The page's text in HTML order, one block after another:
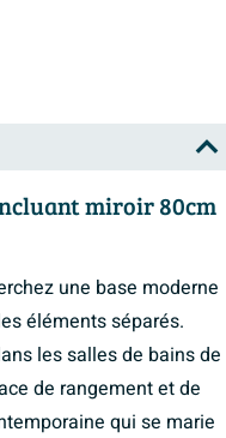
miroir 80cm
une base moderne
éléments séparés.
les salles de bains de
de rangement et de
qui se marie